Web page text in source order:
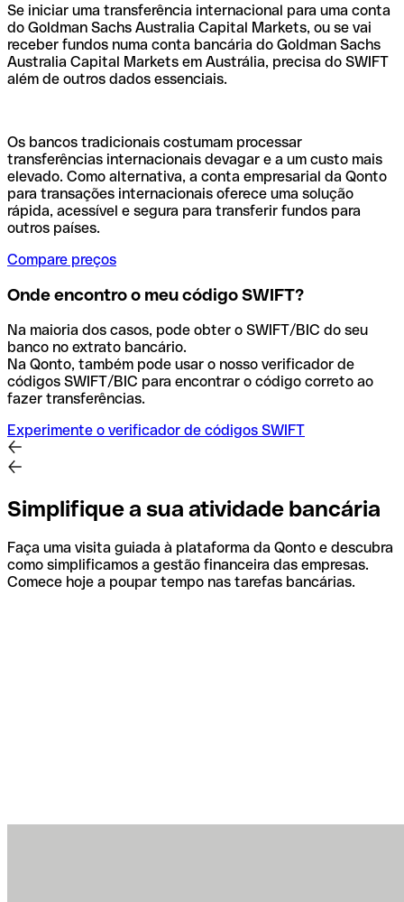
Se iniciar uma transferência internacional para uma conta
do Goldman Sachs Australia Capital Markets, ou se vai
receber fundos numa conta bancária do Goldman Sachs
Australia Capital Markets em Austrália, precisa do SWIFT
além de outros dados essenciais.
Os bancos tradicionais costumam processar
transferências internacionais devagar e a um custo mais
elevado. Como alternativa, a conta empresarial da Qonto
para transações internacionais oferece uma solução
rápida, acessível e segura para transferir fundos para
outros países.
Compare preços
Onde encontro o meu código SWIFT?
Na maioria dos casos, pode obter o SWIFT/BIC do seu
banco no extrato bancário.
Na Qonto, também pode usar o nosso verificador de
códigos SWIFT/BIC para encontrar o código correto ao
fazer transferências.
Experimente o verificador de códigos SWIFT
Simplifique a sua atividade bancária
Faça uma visita guiada à plataforma da Qonto e descubra
como simplificamos a gestão financeira das empresas.
Comece hoje a poupar tempo nas tarefas bancárias.